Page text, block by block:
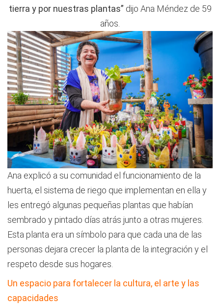
tierra y por nuestras plantas” dijo Ana Méndez de 59
años.
Ana explicó a su comunidad el funcionamiento de la
huerta, el sistema de riego que implementan en ella y
les entregó algunas pequeñas plantas que habían
sembrado y pintado días atrás junto a otras mujeres.
Esta planta era un símbolo para que cada una de las
personas dejara crecer la planta de la integración y el
respeto desde sus hogares.
Un espacio para fortalecer la cultura, el arte y las
capacidades